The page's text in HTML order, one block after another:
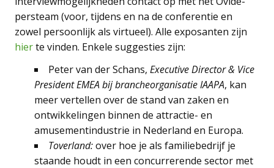
persteam (voor, tijdens en na de conferentie en
zowel persoonlijk als virtueel). Alle exposanten zijn
hierte vinden. Enkele suggesties zijn:
Peter van der Schans, Executive Director & Vice
President EMEA bij brancheorganisatie IAAPA, kan
meer vertellen over de stand van zaken en
ontwikkelingen binnen de attractie- en
amusementindustrie in Nederland en Europa.
Toverland:over hoe je als familiebedrijf je
staande houdt in een concurrerende sector met